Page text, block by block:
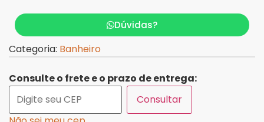
Dúvidas?
Categoria: Banheiro
Consulte o frete e o prazo de entrega:
Consultar